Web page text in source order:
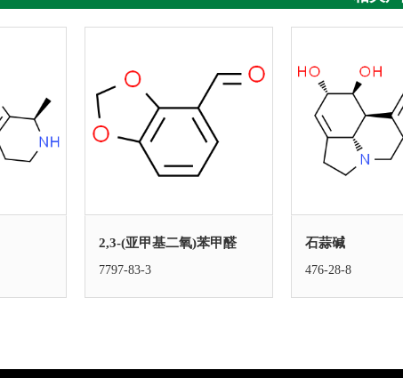
2,3-(亚甲基二氧)苯甲醛
7797-83-3
石蒜碱
476-28-8